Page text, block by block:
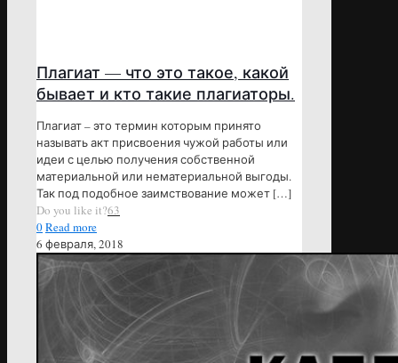
Плагиат — что это такое, какой
бывает и кто такие плагиаторы.
Плагиат – это термин которым принято
называть акт присвоения чужой работы или
идеи с целью получения собственной
материальной или нематериальной выгоды.
Так под подобное заимствование может […]
Do you like it?63
0Read more
6 февраля, 2018